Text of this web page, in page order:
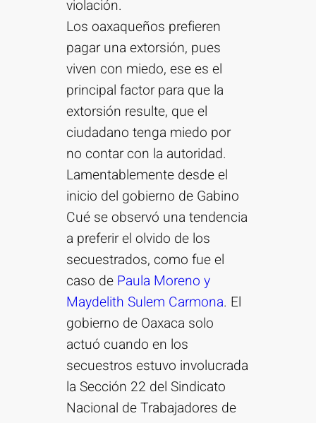
violación.
Los oaxaqueños prefieren
pagar una extorsión, pues
viven con miedo, ese es el
principal factor para que la
extorsión resulte, que el
ciudadano tenga miedo por
no contar con la autoridad.
Lamentablemente desde el
inicio del gobierno de Gabino
Cué se observó una tendencia
a preferir el olvido de los
secuestrados, como fue el
caso de Paula Moreno y
Maydelith Sulem Carmona. El
gobierno de Oaxaca solo
actuó cuando en los
secuestros estuvo involucrada
la Sección 22 del Sindicato
Nacional de Trabajadores de